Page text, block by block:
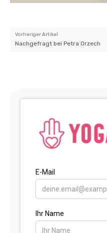
Vorheriger Artikel
Nachgefragt bei Petra Orzech